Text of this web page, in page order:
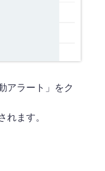
アラート」をク
ます。